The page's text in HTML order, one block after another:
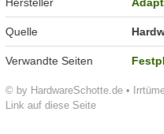
© by HardwareSchotte.de •
Link auf diese Seite
Hersteller
Quelle
Verwandte Seiten